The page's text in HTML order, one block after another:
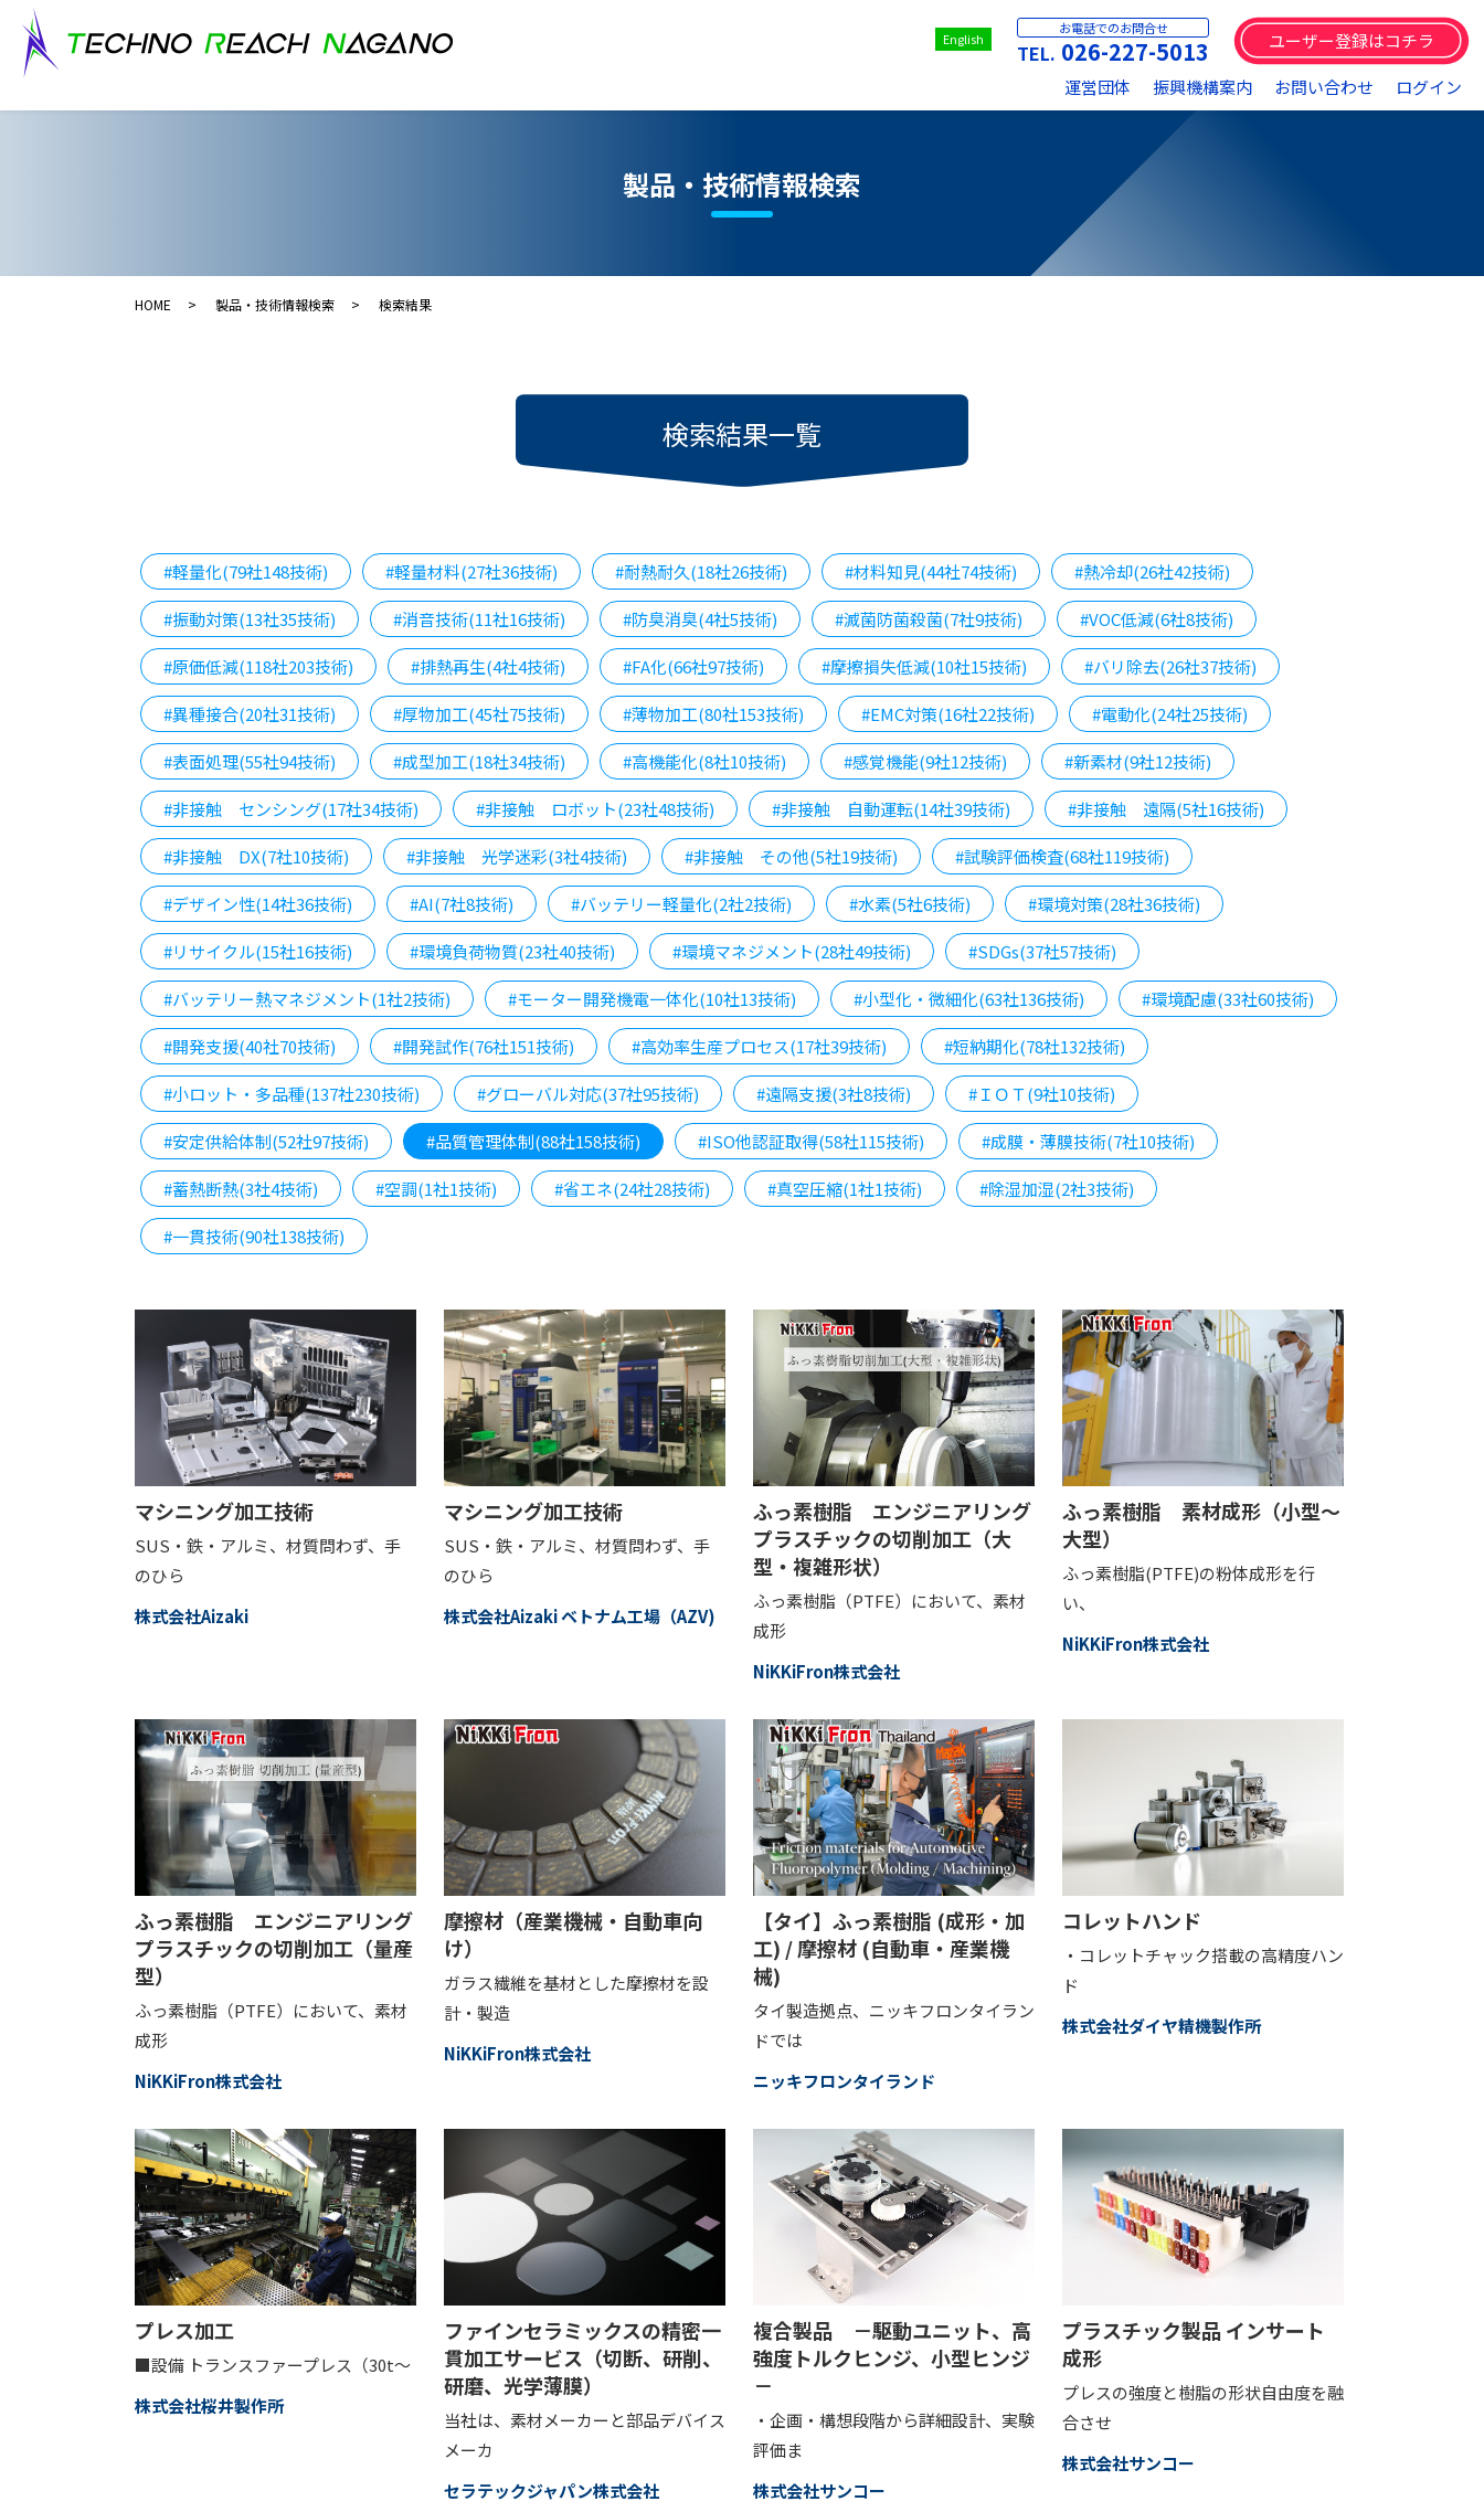
運営団体 振興機構案内 お問い合わせ ログイン
English
お電話でのお問合せ
026-227-5013 ユーザー登録はコチラ
製品・技術情報検索
HOME 製品・技術情報検索 検索結果
検索結果一覧
#軽量化(79社148技術) #軽量材料(27社36技術) #耐熱耐久(18社26技術) #材料知見(44社74技術) #熱冷却(26社42技術)
#振動対策(13社35技術) #消音技術(11社16技術) #防臭消臭(4社5技術) #滅菌防菌殺菌(7社9技術) #VOC低減(6社8技術)
#原価低減(118社203技術) #排熱再生(4社4技術) #FA化(66社97技術) #摩擦損失低減(10社15技術) #バリ除去(26社37技術)
#異種接合(20社31技術) #厚物加工(45社75技術) #薄物加工(80社153技術) #EMC対策(16社22技術) #電動化(24社25技術)
#表面処理(55社94技術) #成型加工(18社34技術) #高機能化(8社10技術) #感覚機能(9社12技術) #新素材(9社12技術)
#非接触 センシング(17社34技術) #非接触 ロボット(23社48技術) #非接触 自動運転(14社39技術) #非接触 遠隔(5社16技術)
#非接触 DX(7社10技術) #非接触 光学迷彩(3社4技術) #非接触 その他(5社19技術) #試験評価検査(68社119技術)
#デザイン性(14社36技術) #AI(7社8技術) #バッテリー軽量化(2社2技術) #水素(5社6技術) #環境対策(28社36技術)
#リサイクル(15社16技術) #環境負荷物質(23社40技術) #環境マネジメント(28社49技術) #SDGs(37社57技術)
#バッテリー熱マネジメント(1社2技術) #モーター開発機電一体化(10社13技術) #小型化・微細化(63社136技術) #環境配慮(33社60技術)
#開発支援(40社70技術) #開発試作(76社151技術) #高効率生産プロセス(17社39技術) #短納期化(78社132技術)
#小ロット・多品種(137社230技術) #グローバル対応(37社95技術) #遠隔支援(3社8技術) #ＩＯＴ(9社10技術)
#安定供給体制(52社97技術) #品質管理体制(88社158技術) #ISO他認証取得(58社115技術) #成膜・薄膜技術(7社10技術)
#蓄熱断熱(3社4技術) #空調(1社1技術) #省エネ(24社28技術) #真空圧縮(1社1技術) #除湿加湿(2社3技術)
#一貫技術(90社138技術)
マシニング加工技術
SUS・鉄・アルミ、材質問わず、手
のひら
株式会社Aizaki
マシニング加工技術
SUS・鉄・アルミ、材質問わず、手
のひら
株式会社Aizaki ベトナム工場（AZV)
ふっ素樹脂 エンジニアリング
プラスチックの切削加工（大
型・複雑形状）
ふっ素樹脂（PTFE）において、素材
成形
NiKKiFron株式会社
ふっ素樹脂 素材成形（小型～
大型）
ふっ素樹脂(PTFE)の粉体成形を行
い、
NiKKiFron株式会社
ふっ素樹脂 エンジニアリング
プラスチックの切削加工（量産
型）
ふっ素樹脂（PTFE）において、素材
成形
NiKKiFron株式会社
摩擦材（産業機械・自動車向
け）
ガラス繊維を基材とした摩擦材を設
計・製造
NiKKiFron株式会社
【タイ】ふっ素樹脂 (成形・加
工) / 摩擦材 (自動車・産業機
械)
タイ製造拠点、ニッキフロンタイラン
ドでは
ニッキフロンタイランド
コレットハンド
・コレットチャック搭載の高精度ハン
ド
株式会社ダイヤ精機製作所
プレス加工
■設備 トランスファープレス（30t～
株式会社桜井製作所
ファインセラミックスの精密一
貫加工サービス（切断、研削、
研磨、光学薄膜）
当社は、素材メーカーと部品デバイス
メーカ
セラテックジャパン株式会社
複合製品 －駆動ユニット、高
強度トルクヒンジ、小型ヒンジ
－
・企画・構想段階から詳細設計、実験
評価ま
株式会社サンコー
プラスチック製品 インサート
成形
プレスの強度と樹脂の形状自由度を融
合させ
株式会社サンコー